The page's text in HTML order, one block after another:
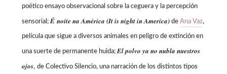
poético ensayo observacional sobre la ceguera y la percepción
sensorial;É noite na América (It is night in America) de Ana Vaz,
película que sigue a diversos animales en peligro de extinción en
una suerte de permanente huida;El polvo ya no nubla nuestros
ojos, de Colectivo Silencio, una narración de los distintos tipos